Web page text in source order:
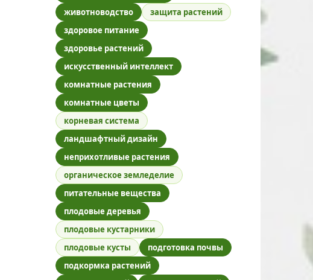
животноводство
защита растений
здоровое питание
здоровье растений
искусственный интеллект
комнатные растения
комнатные цветы
корневая система
ландшафтный дизайн
неприхотливые растения
органическое земледелие
питательные вещества
плодовые деревья
плодовые кустарники
плодовые кусты
подготовка почвы
подкормка растений